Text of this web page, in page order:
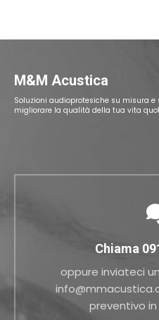
M&M Acustica
Soluzioni audioprotesiche su misura e
migliorare la qualità della tua vita
Chiama
oppure inviateci
preventivo